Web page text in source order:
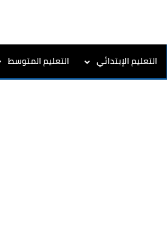
الرئيسية
التعليم الإبتدائي التعليم المتوسط